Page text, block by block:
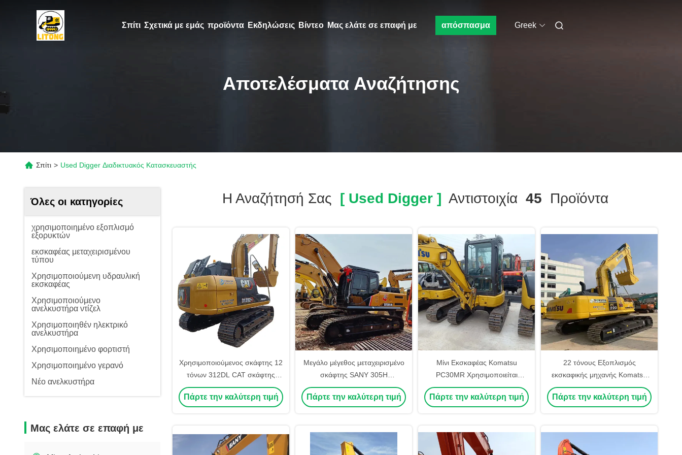
Σπίτι Σχετικά με εμάς προϊόντα Εκδηλώσεις Βίντεο Μας ελάτε σε επαφή με απόσπασμα Greek
Αποτελέσματα Αναζήτησης
Σπίτι > Used Digger Διαδικτυακός Κατασκευαστής
Όλες οι κατηγορίες
χρησιμοποιημένο εξοπλισμό
εξορυκτών
εκσκαφέας μεταχειρισμένου
τύπου
Χρησιμοποιούμενη υδραυλική
εκσκαφέας
Χρησιμοποιούμενο
ανελκυστήρα ντίζελ
Χρησιμοποιηθέν ηλεκτρικό
ανελκυστήρα
Χρησιμοποιημένο φορτιστή
Χρησιμοποιημένο γερανό
Νέο ανελκυστήρα
Μας ελάτε σε επαφή με
Η Αναζήτησή Σας [ Used Digger ] Αντιστοιχία 45 Προϊόντα
Χρησιμοποιούμενος σκάφτης 12
τόνων 312DL CAT σκάφτης
μηχανή αντλία κατασκευαστική
μηχανή
Πάρτε την καλύτερη τιμή
Μεγάλο μέγεθος μεταχειρισμένο
σκάφτης SANY 305H
Χρησιμοποιημένο σκάφτη
Πάρτε την καλύτερη τιμή
Μίνι Εκσκαφέας Komatsu
PC30MR Χρησιμοποιείται
Υδραυλικός Εκσκαφέας Crawler
Χρησιμοποιείται Digger Komatsu
Πάρτε την καλύτερη τιμή
22 τόνους Εξοπλισμός
εκσκαφικής μηχανής Komatsu
PC220 Εκσκαφική μηχανή
Χρησιμοποιούμενος σκάφτης
Πάρτε την καλύτερη τιμή